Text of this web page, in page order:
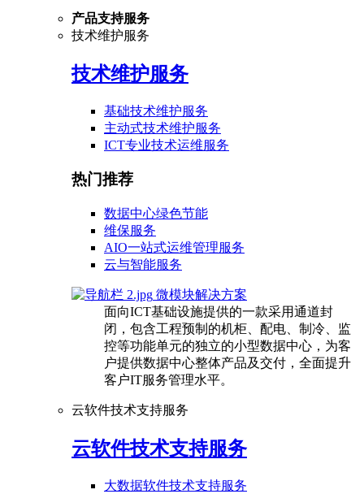
产品支持服务
技术维护服务
技术维护服务
基础技术维护服务
主动式技术维护服务
ICT专业技术运维服务
热门推荐
数据中心绿色节能
维保服务
AIO一站式运维管理服务
云与智能服务
微模块解决方案
面向ICT基础设施提供的一款采用通道封
闭，包含工程预制的机柜、配电、制冷、监
控等功能单元的独立的小型数据中心，为客
户提供数据中心整体产品及交付，全面提升
客户IT服务管理水平。
云软件技术支持服务
云软件技术支持服务
大数据软件技术支持服务